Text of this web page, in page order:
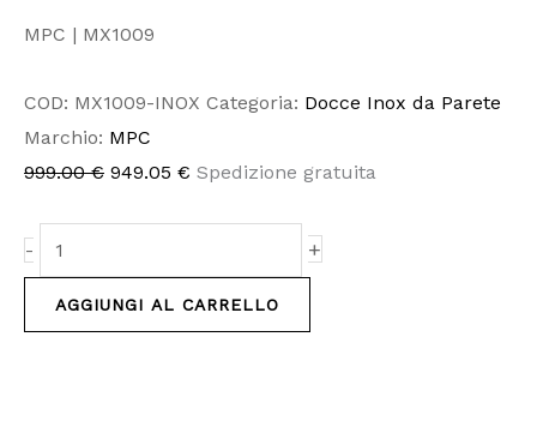
MPC | MX1009
COD: MX1009-INOX Categoria: Docce Inox da Parete
Marchio: MPC
999.00€ 949.05 € Spedizione gratuita
-
acciaio
316L
finitura
inox
+
AGGIUNGI AL CARRELLO